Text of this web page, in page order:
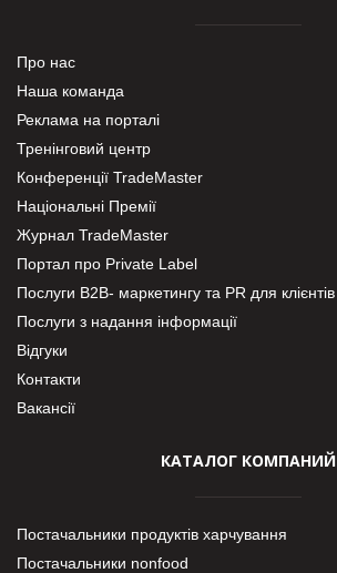
Про нас
Наша команда
Реклама на порталі
Тренінговий центр
Конференції TradeMaster
Національні Премії
Журнал TradeMaster
Портал про Private Label
Послуги В2В- маркетингу та PR для клієнтів
Послуги з надання інформації
Відгуки
Контакти
Вакансії
КАТАЛОГ КОМПАНИЙ
Постачальники продуктів харчування
Постачальники nonfood